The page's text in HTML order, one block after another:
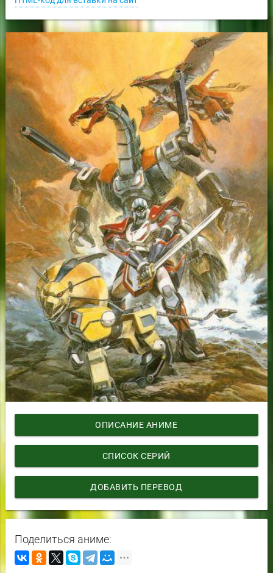
ОПИСАНИЕ АНИМЕ
СПИСОК СЕРИЙ
ДОБАВИТЬ ПЕРЕВОД
Поделиться аниме: